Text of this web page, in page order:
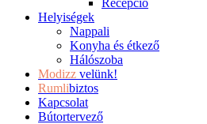
Recepció
Helyiségek
Nappali
Konyha és étkező
Hálószoba
Modizz velünk!
Rumlibiztos
Kapcsolat
Bútortervező